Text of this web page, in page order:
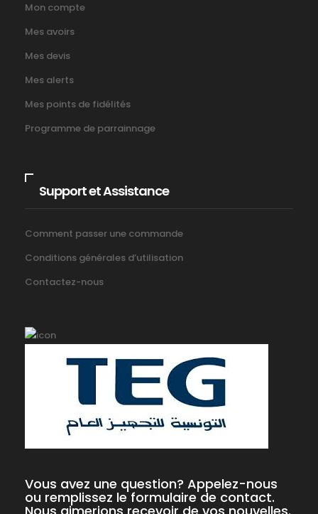
Mon compte
Mes avoirs
Mes devis
Mes alerts
Mes points de fidélités
Programme de parrainnage
Support et Assistance
Comment passer une commande
Conditions générales d’utilisation
Contactez-nous
Vous avez une question? Appelez-nous
ou remplissez le formulaire de contact.